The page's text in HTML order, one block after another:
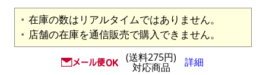
在庫の数はリアルタイムではありません。
店舗の在庫を通信販売で購入できません。
(送料275円)
対応商品 詳細